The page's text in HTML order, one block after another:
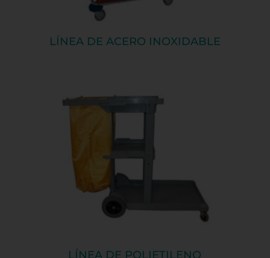
LÍNEA DE ACERO INOXIDABLE
LÍNEA DE POLIETILENO